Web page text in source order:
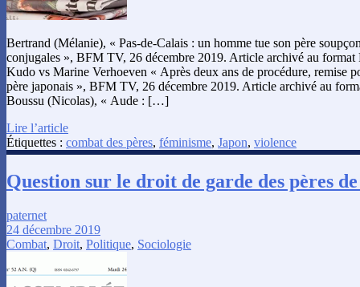
Bertrand (Mélanie), « Pas-de-Calais : un homme tue son père
conjugales », BFM TV, 26 décembre 2019. Article archivé au
Kudo vs Marine Verhoeven « Après deux ans de procédure, remise
père japonais », BFM TV, 26 décembre 2019. Article archivé au
Boussu (Nicolas), « Aude : […]
Lire l’article
Étiquettes : combat des pères, féminisme, Japon, violence
Question sur le droit de garde des pères
paternet
24 décembre 2019
Combat, Droit, Politique, Sociologie